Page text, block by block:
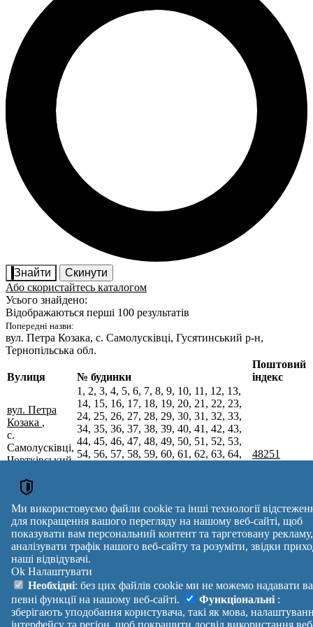
Знайти
Скинути
Або скористайтесь каталогом
Усього знайдено:
Відображаються перші 100 результатів
Попередні назви:
вул. Петра Козака, с. Самолусківці, Гусятинський р-н,
Тернопільська обл.
Поштові індекси України. Оновлено : 27-07-2026.
Вулиця № будинки
Поштовий
індекс
вул. Петра
Козака ,
с.
Самолусківці,
Чортківський
Тернопільська
обл.
1, 2, 3, 4, 5, 6, 7, 8, 9, 10, 11, 12, 13,
14, 15, 16, 17, 18, 19, 20, 21, 22, 23,
24, 25, 26, 27, 28, 29, 30, 31, 32, 33,
34, 35, 36, 37, 38, 39, 40, 41, 42, 43,
44, 45, 46, 47, 48, 49, 50, 51, 52, 53,
54, 56, 57, 58, 59, 60, 61, 62, 63, 64,
95, 96, 97, 98, 99, 100, 101, 102, 103,
104, 105, 106, 107, 108, 109, 110, 148
48251
Вулиця № будинків
Індекс
reklama
Правила
Допомога
Платні
послуги
Політика
конфіденційності
Маніфест
Про проект
Зворотній
зв'язок
Україна
Увійти|
Ми використовуємо файли cookie та інші технології
для покращення вашого перегляду на нашому веб-сайті, щоб
показувати вам персональний контент та таргетовану рекламу,
аналізувати трафік нашого веб-сайту та розуміти, звідки
наші відвідувачі.
Ok Налаштувати
Необхідні: без цих файлів cookie ми не можемо надавати
певні функції на нашому веб-сайті.
Функціональні :
зберігають уподобання користувача, такі як мова,
інтерфейсу та регіон, щоб покращити досвід використання